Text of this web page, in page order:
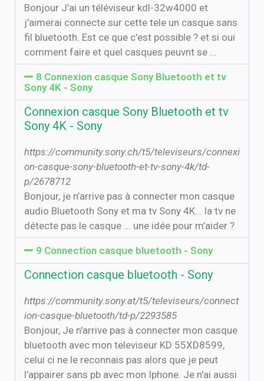
Bonjour J'ai un téléviseur kdl-32w4000 et
j'aimerai connecte sur cette tele un casque sans
fil bluetooth. Est ce que c'est possible ? et si oui
comment faire et quel casques peuvnt se …
8 Connexion casque Sony Bluetooth et tv
Sony 4K - Sony
Connexion casque Sony Bluetooth et tv
Sony 4K - Sony
https://community.sony.ch/t5/televiseurs/connexi
on-casque-sony-bluetooth-et-tv-sony-4k/td-
p/2678712
Bonjour, je n’arrive pas à connecter mon casque
audio Bluetooth Sony et ma tv Sony 4K... la tv ne
détecte pas le casque ... une idée pour m’aider ?
9 Connection casque bluetooth - Sony
Connection casque bluetooth - Sony
https://community.sony.at/t5/televiseurs/connect
ion-casque-bluetooth/td-p/2293585
Bonjour, Je n'arrive pas à connecter mon casque
bluetooth avec mon televiseur KD 55XD8599,
celui ci ne le reconnais pas alors que je peut
l'appairer sans pb avec mon Iphone. Je n'ai aussi